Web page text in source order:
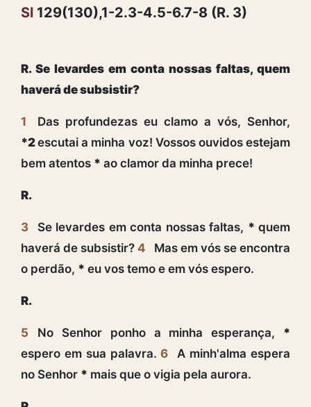
Sl 129(130),1-2.3-4.5-6.7-8 (R. 3)
R. Se levardes em conta nossas faltas, quem
haverá de subsistir?
1
Das profundezas eu clamo a vós, Senhor,
*2escutai a minha voz! Vossos ouvidos estejam
bem atentos * ao clamor da minha prece!
R.
3 Se levardes em conta nossas faltas, * quem
haverá de subsistir? 4
Mas em vós se encontra
o perdão, * eu vos temo e em vós espero.
R.
5 No Senhor ponho a minha esperança, *
espero em sua palavra.6
A minh'alma espera
no Senhor * mais que o vigia pela aurora.